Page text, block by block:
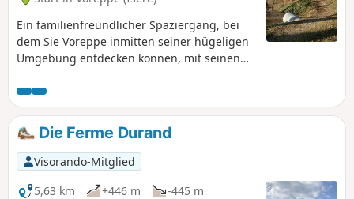
der einzige Weg dieser Reihe, der keine
Rundwanderung ist, um den von vielen
Radfahrern frequentierten Radweg zu
vermeiden.
Ein familienfreundlicher Spaziergang, bei
dem Sie Voreppe inmitten seiner hügeligen
Umgebung entdecken können, mit seinen
bewachsenen Hängen und dem
Klarissenkloster. Wanderweg Nr. 1 der
„Sentiers de Chartreuse Occidentale“ Dieser
Weg birgt jedoch die für Berg- und
Waldwege typischen Gegehen
(herabfallende Äste und Überlaufen der
Roize am „Pas Japonais“ usw.).
Die Ferme Durand
Visorando-Mitglied
5,63 km
+446 m
-445 m